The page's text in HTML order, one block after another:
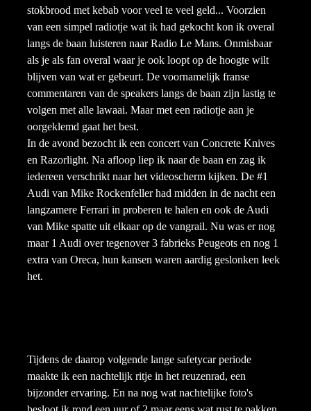
stokbrood met kebab voor veel te veel geld... Voorzien
van een simpel radiotje wat ik had gekocht kon ik overal
langs de baan luisteren naar Radio Le Mans. Onmisbaar
als je als fan overal waar je ook loopt op de hoogte wilt
blijven van wat er gebeurt. De voornamelijk franse
commentaren van de speakers langs de baan zijn lastig te
volgen met alle lawaai. Maar met een radiotje aan je
oorgeklemd gaat het best.
In de avond bezocht ik een concert van Concrete Knives
en Razorlight. Na afloop liep ik naar de baan en zag ik
iedereen verschrikt naar het videoscherm kijken. De #1
Audi van Mike Rockenfeller had midden in de nacht een
langzamere Ferrari in proberen te halen en ook de Audi
van Mike spatte uit elkaar op de vangrail. Nu was er nog
maar 1 Audi over tegenover 3 fabrieks Peugeots en nog 1
extra van Oreca, hun kansen waren aardig geslonken leek
het.
Tijdens de daarop volgende lange safetycar periode
maakte ik een nachtelijk ritje in het reuzenrad, een
bijzonder ervaring. En na nog wat nachtelijke foto's